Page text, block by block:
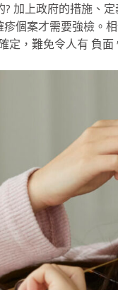
加上政府的措施、
個案才需要強檢。
，難免令人有 負面